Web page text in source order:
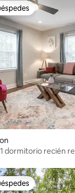
dormitorio recién